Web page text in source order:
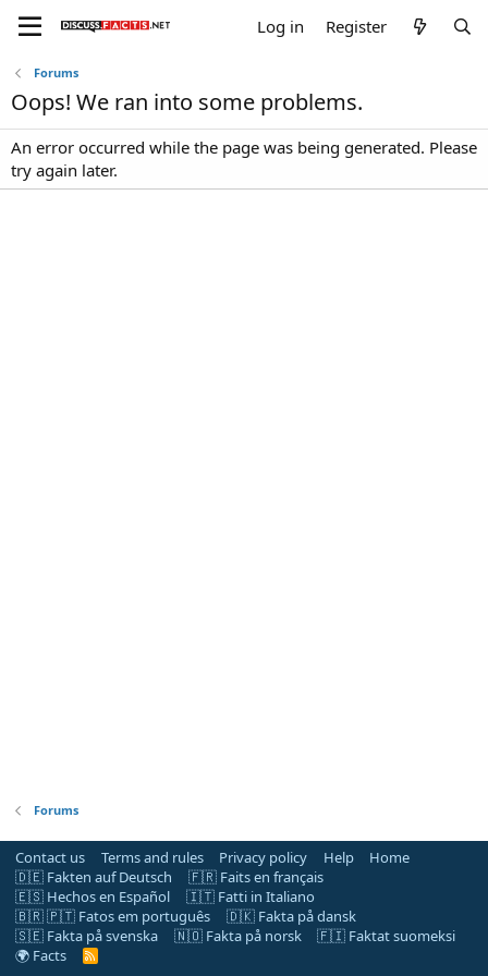
Log in Register
Forums
Oops! We ran into some problems.
An error occurred while the page was being generated. Please
try again later.
Forums
Contact us Terms and rules Privacy policy Help
Home
🇩🇪 Fakten auf Deutsch
🇫🇷 Faits en français
🇪🇸 Hechos en Español
🇮🇹 Fatti in Italiano
🇧🇷 🇵🇹 Fatos em português
🇩🇰 Fakta på dansk
🇸🇪 Fakta på svenska
🇳🇴 Fakta på norsk
🇫🇮 Faktat suomeksi
🌍 Facts
R